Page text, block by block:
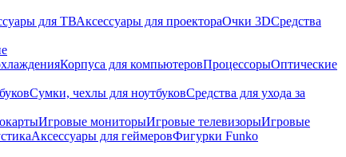
для ТВАксессуары для проектораОчки 3DСредства
Корпуса для компьютеровПроцессорыОптические
Сумки, чехлы для ноутбуковСредства для ухода за
Игровые мониторыИгровые телевизорыИгровые
Аксессуары для геймеровФигурки Funko